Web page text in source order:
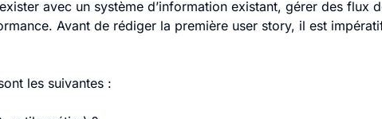
avec un système d’information existant, gérer des flux
Avant de rédiger la première user story, il est
les suivantes :